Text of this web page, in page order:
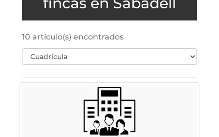
10 artículo(s) encontrados